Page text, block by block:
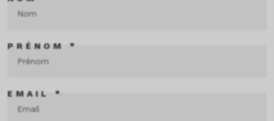
PRÉNOM *
EMAIL *